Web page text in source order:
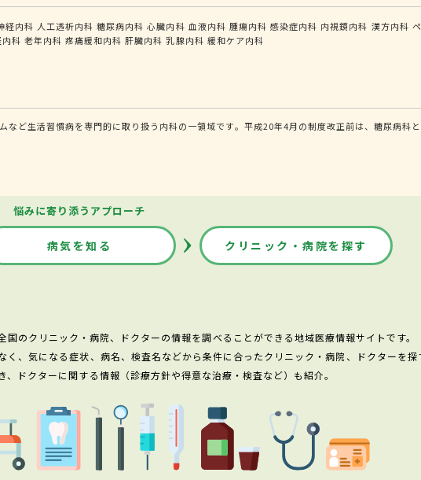
経内科 人工透析内科 糖尿病内科 心臓内科 血液内科 腫瘍内科 感染症内科 内視鏡内科 漢方内科
科 老年内科 疼痛緩和内科 肝臓内科 乳腺内科 緩和ケア内科
ど生活習慣病を専門的に取り扱う内科の一領域です。平成20年4月の制度改正前は、糖尿病科と
悩みに寄り添うアプローチ
病気を知る クリニック・病院を探す
のクリニック・病院、ドクターの情報を調べることができる地域医療情報サイトです。
、気になる症状、病名、検査名などから条件に合ったクリニック・病院、ドクターを探
ドクターに関する情報（診療方針や得意な治療・検査など）も紹介。